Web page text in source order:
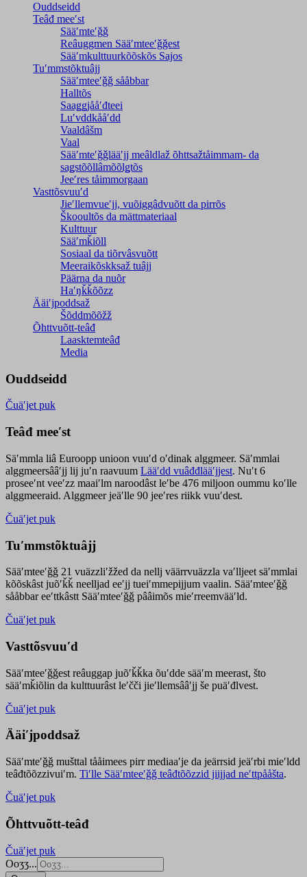
Ouddseidd
Teâđ meeʹst
Sääʹmteʹǧǧ
Reâuggmen Sääʹmteeʹǧǧest
Sääʹmkulttuurkõõskõs Sajos
Tuʹmmstõktuâjj
Sääʹmteeʹǧǧ sååbbar
Halltõs
Saaǥǥjååʹđteei
Luʹvddkååʹdd
Vaaldâšm
Vaal
Sääʹmteʹǧǧlääʹjj meâldlaž õhttsažtåimmam- da
saǥstõõllâmõõlǥtõs
Jeeʹres tåimmorgaan
Vasttõsvuuʹd
Jieʹllemvueʹjj, vuõiggâdvuõtt da pirrõs
Škooultõs da mättmateriaal
Kulttuur
Sääʹmǩiõll
Sosiaal da tiõrvâsvuõtt
Meeraikõskksaž tuâjj
Päärna da nuõr
Haʹŋǩǩõõzz
Ääiʹjpoddsaž
Šõddmõõžž
Õhttvuõtt-teâđ
Laasktemteâđ
Media
Ouddseidd
Čuäʹjet puk
Teâđ meeʹst
Säʹmmla liâ Euroopp unioon vuuʹd oʹdinak alggmeer. Säʹmmlai
alggmeersââʹjj lij juʹn raavuum Lääʹdd vuâđđlääʹjjest. Nuʹt 6
proseeʹnt veeʹzz maaiʹlm naroodâst leʹbe 476 miljoon oummu koʹlle
alggmeeraid. Alggmeer jeäʹlle 90 jeeʹres riikk vuuʹdest.
Čuäʹjet puk
Tuʹmmstõktuâjj
Sääʹmteeʹǧǧ 21 vuäzzliʹžžed da nellj väärrvuäzzla vaʹlljeet säʹmmlai
kõõskâst juõʹǩǩ neelljad eeʹjj tueiʹmmepijjum vaalin. Sääʹmteeʹǧǧ
sååbbar eeʹttkâstt Sääʹmteeʹǧǧ pââimõs mieʹrreemvääʹld.
Čuäʹjet puk
Vasttõsvuuʹd
Sääʹmteeʹǧǧest reâuggap juõʹǩǩka õuʹdde sääʹm meerast, što
sääʹmǩiõlin da kulttuurâst leʹčči jieʹllemsââʹjj še puäʹđlvest.
Čuäʹjet puk
Ääiʹjpoddsaž
Sääʹmteʹǧǧ mušttal tååimees pirr mediaaʹje da jeärrsid jeäʹrbi mieʹldd
teâđtõõzzivuiʹm. Tiʹlle Sääʹmteeʹǧǧ teâđtõõzzid jiijjad neʹttpååšta.
Čuäʹjet puk
Õhttvuõtt-teâđ
Čuäʹjet puk
Ooʒʒ...